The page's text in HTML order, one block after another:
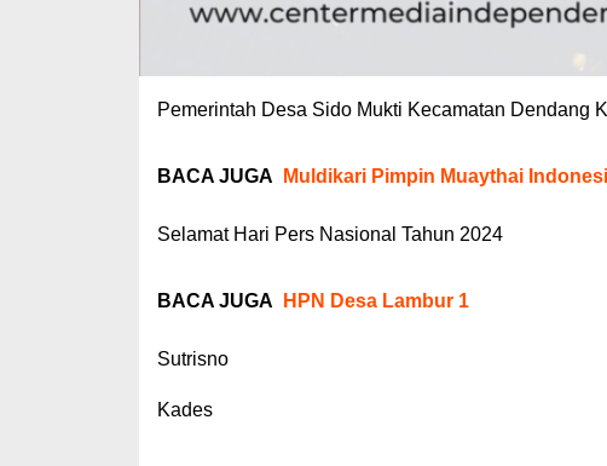
Pemerintah Desa Sido Mukti Kecamatan Dendang
BACA JUGA Muldikari Pimpin Muaythai
Selamat Hari Pers Nasional Tahun 2024
BACA JUGA HPN Desa Lambur 1
Sutrisno
Kades